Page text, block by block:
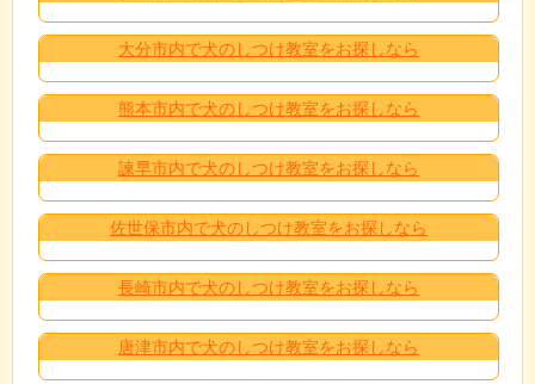
大分市内で犬のしつけ教室をお探しなら
熊本市内で犬のしつけ教室をお探しなら
諫早市内で犬のしつけ教室をお探しなら
佐世保市内で犬のしつけ教室をお探しなら
長崎市内で犬のしつけ教室をお探しなら
唐津市内で犬のしつけ教室をお探しなら